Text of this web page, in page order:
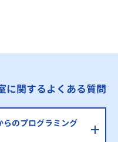
に関するよくある質問
らのプログラミング